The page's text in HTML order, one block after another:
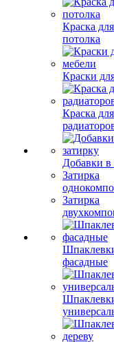
Краска для
потолка
Краски
Краска для
Добавки в
Затирка
Затирка
фасадные